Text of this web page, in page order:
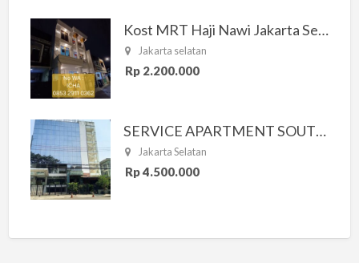
Kost MRT Haji Nawi Jakarta Selatan
Jakarta selatan
Rp 2.200.000
SERVICE APARTMENT SOUTH RESIDENCE
Jakarta Selatan
Rp 4.500.000